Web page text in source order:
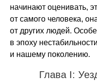
начинают оценивать,
от самого человека,
от других людей.
в эпоху
и нашему поколению.
Глава I: